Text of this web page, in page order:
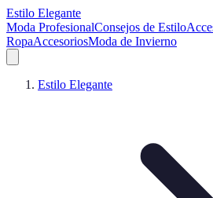
Estilo Elegante
Moda ProfesionalConsejos de Estilo
RopaAccesoriosModa de Invierno
Estilo Elegante